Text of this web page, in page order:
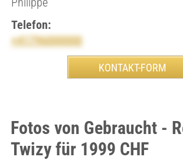
Telefon:
+41796000000
Fotos von Gebraucht -
Twizy für 1999 CHF